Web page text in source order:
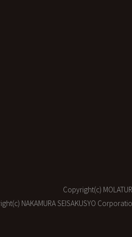
Copyright(c)
NAKAMURA SEISAKUSYO